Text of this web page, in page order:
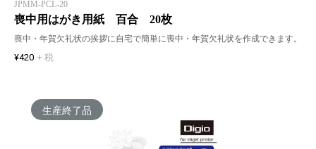
JPMM-PCL-20
喪中用はがき用紙 百合 20枚
喪中・年賀欠礼状の挨拶に自宅で簡単に喪中・年賀欠礼状を作成できます。
¥420 + 税
生産終了品